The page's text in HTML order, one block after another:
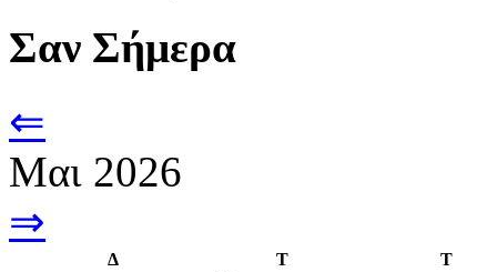
Σαν Σήμερα
⇐
Μαι 2026
⇒
Δ Τ Τ